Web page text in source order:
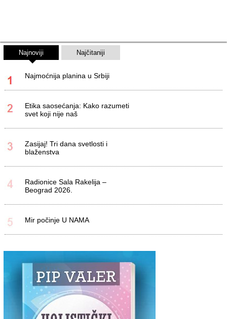
Najnoviji Najčitaniji
Najmoćnija planina u Srbiji
Etika saosećanja: Kako razumeti
svet koji nije naš
Zasijaj! Tri dana svetlosti i
blaženstva
Radionice Sala Rakelija –
Beograd 2026.
Mir počinje U NAMA